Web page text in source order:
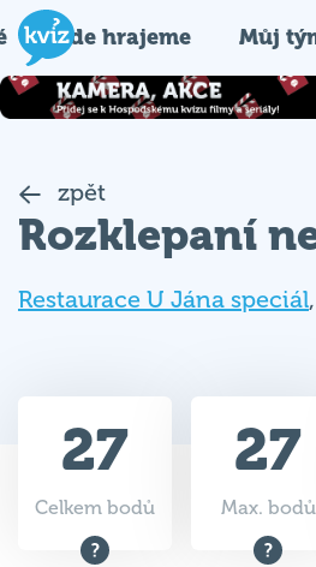
Kde hrajeme Můj
zpět
Rozklepaní
Restaurace U Jána speciál,
27
Celkem bodů
27
Max. bodů